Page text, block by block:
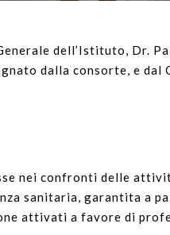
dell’Istituto, Dr.
dalla consorte, e dal
nei confronti delle
sanitaria, garantita a
attivati a favore di